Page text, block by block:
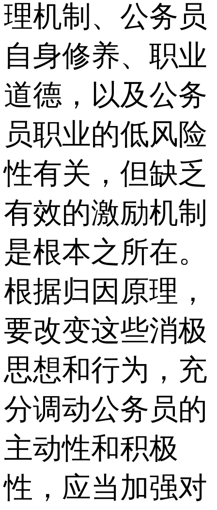
理机制、公务员
自身修养、职业
道德，以及公务
员职业的低风险
性有关，但缺乏
有效的激励机制
是根本之所在。
根据归因原理，
要改变这些消极
思想和行为，充
分调动公务员的
主动性和积极
性，应当加强对